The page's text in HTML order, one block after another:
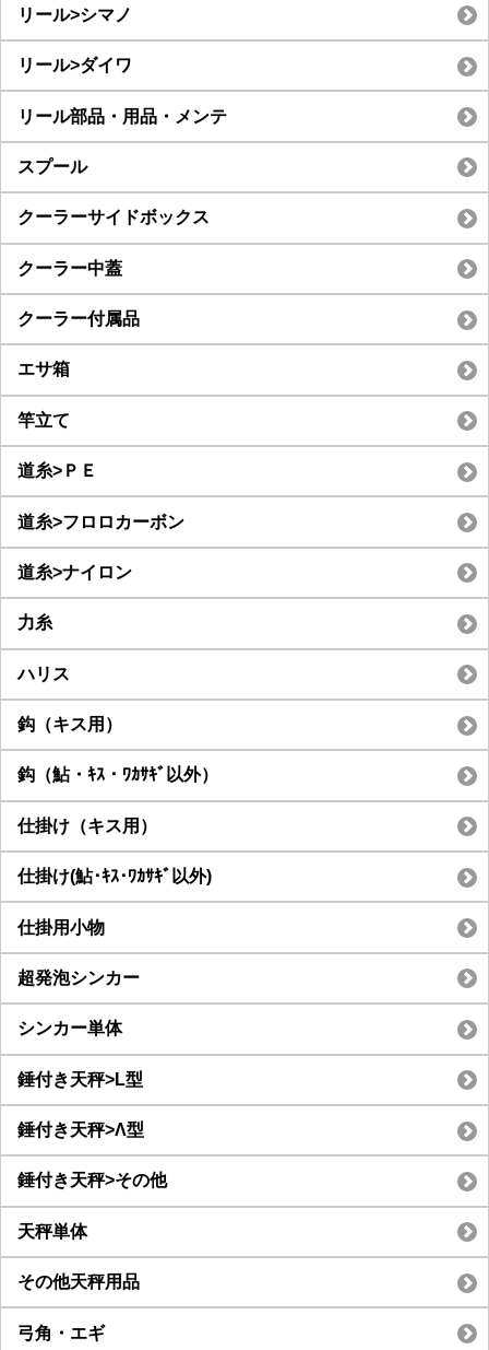
リール>シマノ
リール>ダイワ
リール部品・用品・メンテ
スプール
クーラーサイドボックス
クーラー中蓋
クーラー付属品
エサ箱
竿立て
道糸>ＰＥ
道糸>フロロカーボン
道糸>ナイロン
力糸
ハリス
鈎（キス用）
鈎（鮎・ｷｽ・ﾜｶｻｷﾞ以外）
仕掛け（キス用）
仕掛け(鮎･ｷｽ･ﾜｶｻｷﾞ以外)
仕掛用小物
超発泡シンカー
シンカー単体
錘付き天秤>L型
錘付き天秤>Λ型
錘付き天秤>その他
天秤単体
その他天秤用品
弓角・エギ